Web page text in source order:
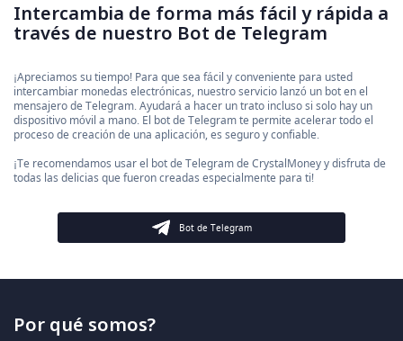
Intercambia de forma más fácil y rápida a
través de nuestro Bot de Telegram
¡Apreciamos su tiempo! Para que sea fácil y conveniente para usted
intercambiar monedas electrónicas, nuestro servicio lanzó un bot en el
mensajero de Telegram. Ayudará a hacer un trato incluso si solo hay un
dispositivo móvil a mano. El bot de Telegram te permite acelerar todo el
proceso de creación de una aplicación, es seguro y confiable.
¡Te recomendamos usar el bot de Telegram de CrystalMoney y disfruta de
todas las delicias que fueron creadas especialmente para ti!
Bot de Telegram
Por qué somos?